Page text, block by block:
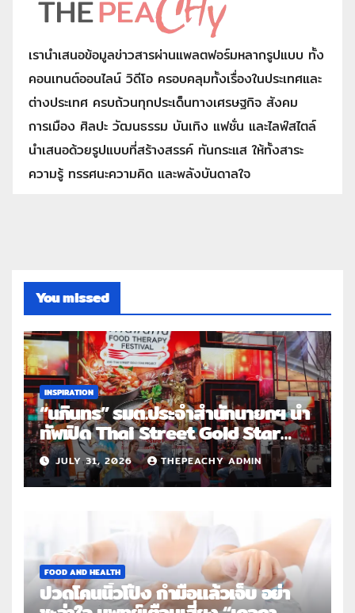
เรานำเสนอข้อมูลข่าวสารผ่านแพลตฟอร์มหลากรูปแบบ ทั้ง
คอนเทนต์ออนไลน์ วิดีโอ ครอบคลุมทั้งเรื่องในประเทศและ
ต่างประเทศ ครบถ้วนทุกประเด็นทางเศรษฐกิจ สังคม
การเมือง ศิลปะ วัฒนธรรม บันเทิง แฟชั่น และไลฟ์สไตล์
นำเสนอด้วยรูปแบบที่สร้างสรรค์ ทันกระแส ให้ทั้งสาระ
ความรู้ ทรรศนะความคิด และพลังบันดาลใจ
You missed
INSPIRATION
“นภินทร” รมต.ประจำสำนักนายกฯ นำ
ทัพเปิด Thai Street Gold Star
Roadshow 3 จังหวัดต้นแบบ
JULY 31, 2026 THEPEACHY ADMIN
FOOD AND HEALTH
ปวดโคนนิ้วโป้ง กำมือแล้วเจ็บ อย่า